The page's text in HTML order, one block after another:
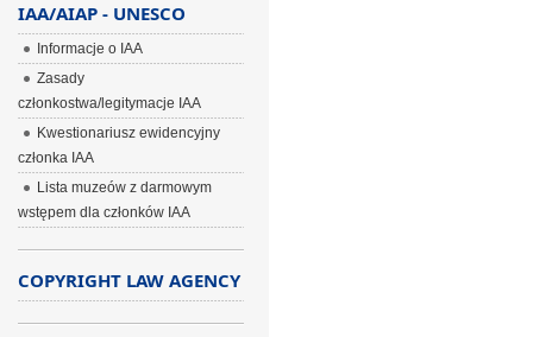
IAA/AIAP - UNESCO
Informacje o IAA
Zasady
członkostwa/legitymacje IAA
Kwestionariusz ewidencyjny
członka IAA
Lista muzeów z darmowym
wstępem dla członków IAA
COPYRIGHT LAW AGENCY